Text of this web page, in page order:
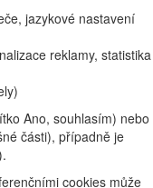
jazykové nastavení
reklamy, statistika
Ano, souhlasím) nebo
části), případně je
cookies může